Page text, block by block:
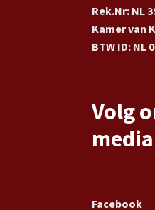
Rek.Nr: NL
Kamer van
BTW ID: NL
Volg
Facebook